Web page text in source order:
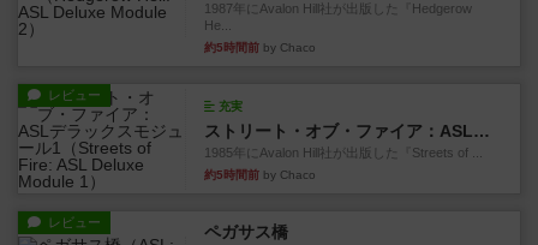
1987年にAvalon Hill社が出版した『Hedgerow
He...
約5時間前 by Chaco
レビュー
充実
ストリート・オブ・ファイア：ASLデラックスモジュール1
1985年にAvalon Hill社が出版した『Streets of ...
約5時間前 by Chaco
レビュー ペガサス橋